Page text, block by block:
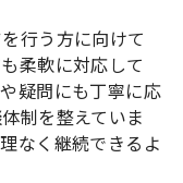
行う方に向けて
柔軟に対応して
疑問にも丁寧に応
制を整えていま
なく継続できるよ